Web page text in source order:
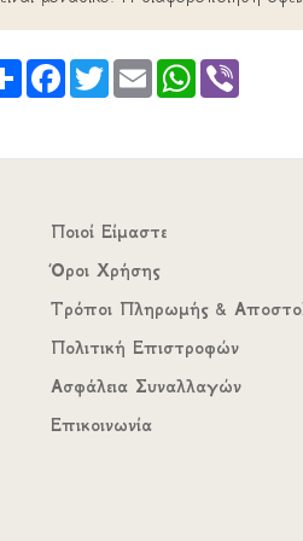
Share FacebookTwitterEmail WhatsApp
Ποιοί Είμαστε
Όροι Χρήσης
Τρόποι Πληρωμής &
Πολιτική Επιστροφών
Ασφάλεια Συναλλαγών
Επικοινωνία